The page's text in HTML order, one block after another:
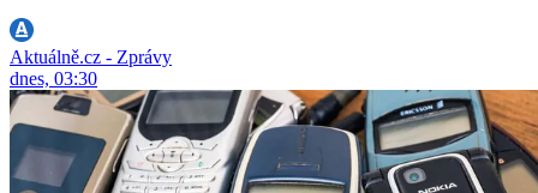
Aktuálně.cz - Zprávy
dnes, 03:30